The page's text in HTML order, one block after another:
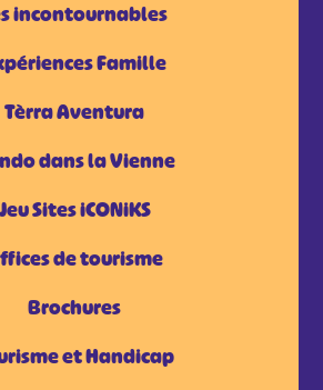
incontournables
Famille
Tèrra Aventura
dans la Vienne
Jeu Sites iCONiKS
de tourisme
Brochures
et Handicap